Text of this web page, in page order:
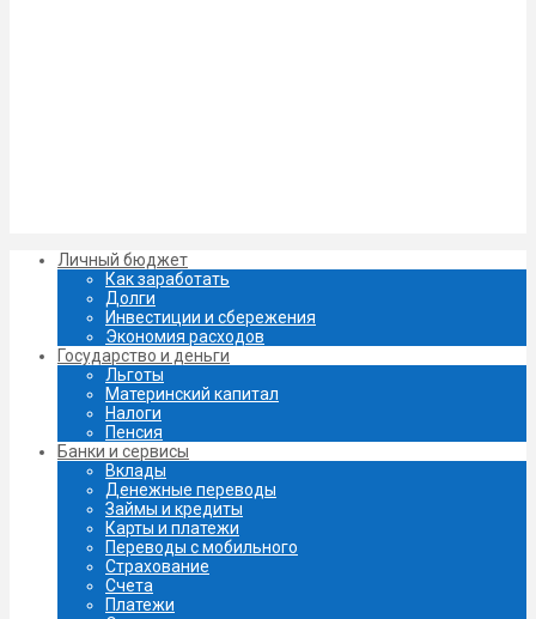
Личный бюджет
Как заработать
Долги
Инвестиции и сбережения
Экономия расходов
Государство и деньги
Льготы
Материнский капитал
Налоги
Пенсия
Банки и сервисы
Вклады
Денежные переводы
Займы и кредиты
Карты и платежи
Переводы с мобильного
Страхование
Счета
Платежи